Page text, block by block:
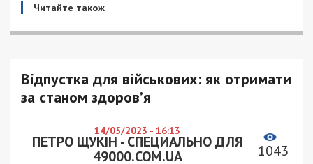
Читайте також
Відпустка для військових: як отримати
за станом здоров’я
14/05/2023 - 16:13
ПЕТРО ЩУКІН - СПЕЦИАЛЬНО ДЛЯ
49000.COM.UA
1043